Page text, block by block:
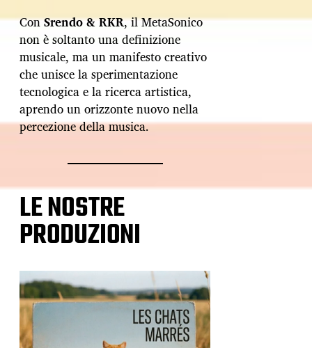
ConSrendo & RKR, il MetaSonico
non è soltanto una definizione
musicale, ma un manifesto creativo
che unisce la sperimentazione
tecnologica e la ricerca artistica,
aprendo un orizzonte nuovo nella
percezione della musica.
LE NOSTRE
PRODUZIONI